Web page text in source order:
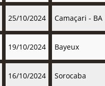
25/10/2024 Camaçari - BA
19/10/2024 Bayeux
16/10/2024 Sorocaba